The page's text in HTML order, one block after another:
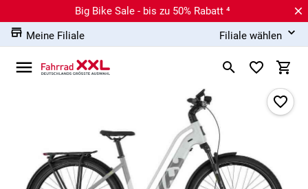
Big Bike Sale - bis zu 50% Rabatt ⁴
Meine Filiale
Filiale wählen